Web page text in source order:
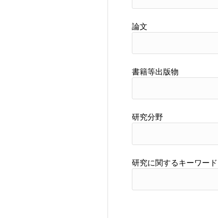
論文
書籍等出版物
研究分野
研究に関するキーワード